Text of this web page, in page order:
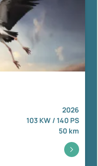
2026
103 KW / 140 PS
50 km